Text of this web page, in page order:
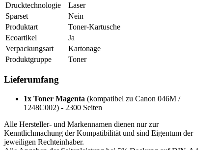
Drucktechnologie
Laser
Sparset
Nein
Produktart
Toner-Kartusche
Ecoartikel
Ja
Verpackungsart
Kartonage
Produktgruppe
Toner
Lieferumfang
1x Toner Magenta (kompatibel zu Canon 046M /
1248C002) - 2300 Seiten
Alle Hersteller- und Markennamen dienen nur zur
Kenntlichmachung der Kompatibilität und sind Eigentum der
jeweiligen Rechteinhaber.